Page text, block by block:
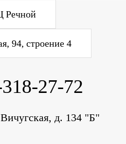
Речной
94, строение 4
27-72
д. 134 "Б"